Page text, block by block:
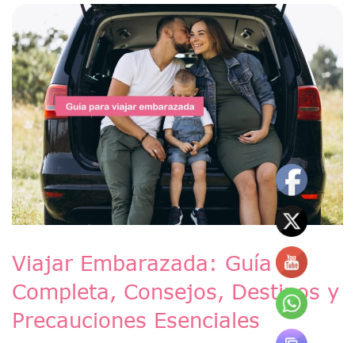
Viajar Embarazada: Guía
Completa, Consejos, Destinos y
Precauciones Esenciales